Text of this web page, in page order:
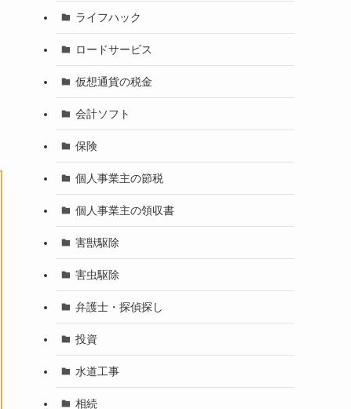
ライフハック
ロードサービス
仮想通貨の税金
会計ソフト
保険
個人事業主の節税
個人事業主の領収書
害獣駆除
害虫駆除
弁護士・探偵探し
投資
水道工事
相続